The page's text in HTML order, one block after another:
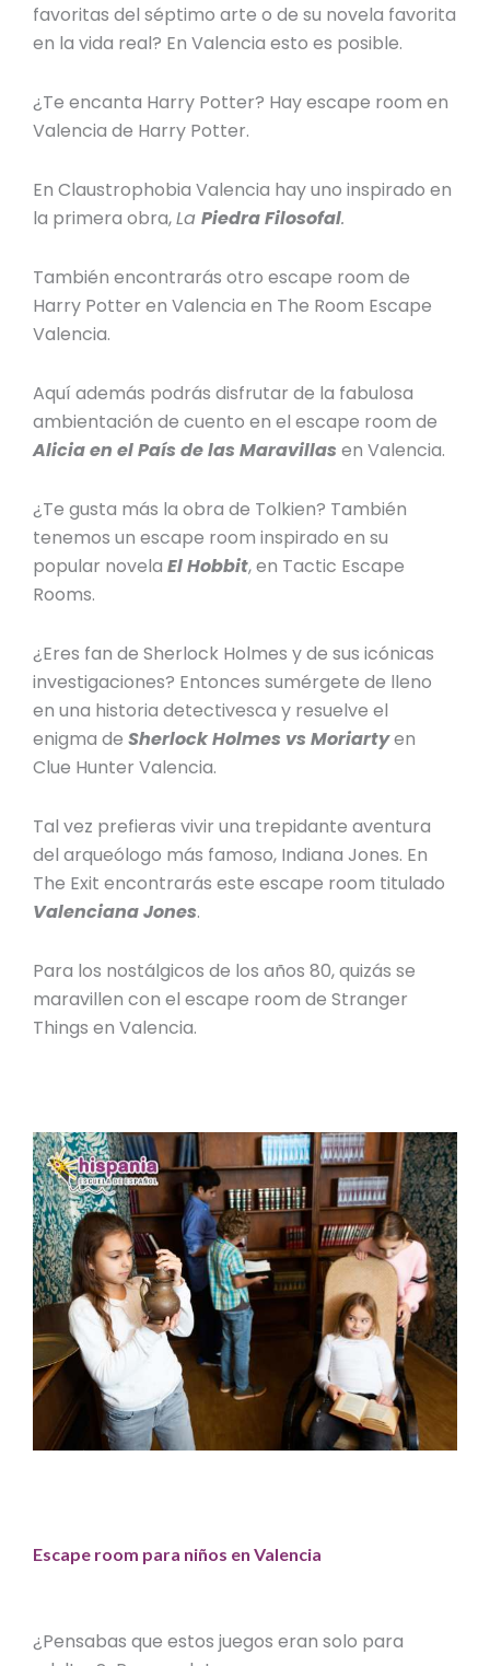
favoritas del séptimo arte o de su novela favorita
en la vida real? En Valencia esto es posible.
¿Te encanta Harry Potter? Hayescape room en
Valencia de Harry Potter.
EnClaustrophobia Valencia hay uno inspirado en
la primera obra,LaPiedra Filosofal.
También encontrarás otroescape room de
Harry Potter en Valencia en The Room Escape
Valencia.
Aquí además podrás disfrutar de la fabulosa
ambientación de cuento en elescape room de
Alicia en el País de las Maravillas en Valencia.
¿Te gusta más la obra de Tolkien? También
tenemos un escape room inspirado en su
popular novelaEl Hobbit, en Tactic Escape
Rooms.
¿Eres fan de Sherlock Holmes y de sus icónicas
investigaciones? Entonces sumérgete de lleno
en una historia detectivesca y resuelve el
enigma deSherlock Holmes vs Moriartyen
Clue Hunter Valencia.
Tal vez prefieras vivir una trepidante aventura
del arqueólogo más famoso, Indiana Jones. En
The Exit encontrarás este escape room titulado
Valenciana Jones.
Para los nostálgicos de los años 80, quizás se
maravillen con elescape room de Stranger
Things en Valencia.
Escape room para niños en Valencia
¿Pensabas que estos juegos eran solo para